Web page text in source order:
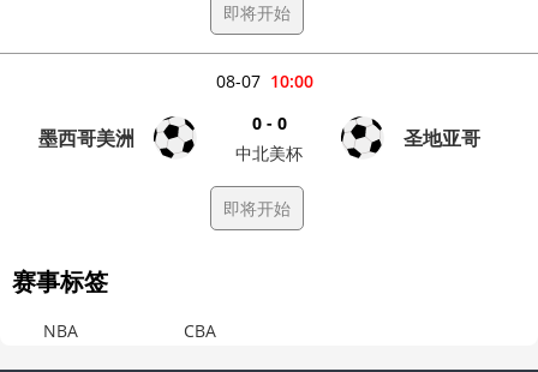
即将开始
10:00
08-07
墨西哥美洲
0 - 0
中北美杯
圣地亚哥
即将开始
赛事标签
NBA CBA